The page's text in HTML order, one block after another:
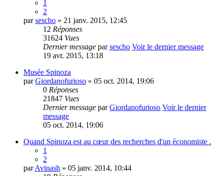
1
2
parsescho » 21 janv. 2015, 12:45
12 Réponses
31624 Vues
Dernier message parsescho Voir le dernier message
19 avr. 2015, 13:18
Musée Spinoza
parGiordanofurioso » 05 oct. 2014, 19:06
0 Réponses
21847 Vues
Dernier message parGiordanofurioso Voir le dernier
message
05 oct. 2014, 19:06
Quand Spinoza est au cœur des recherches d'un économiste .
1
2
parAvinash » 05 janv. 2014, 10:44